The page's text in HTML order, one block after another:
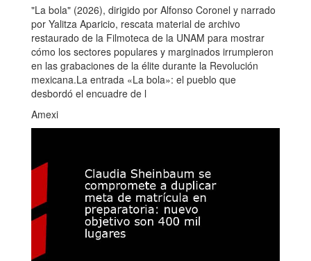
"La bola" (2026), dirigido por Alfonso Coronel y narrado
por Yalitza Aparicio, rescata material de archivo
restaurado de la Filmoteca de la UNAM para mostrar
cómo los sectores populares y marginados irrumpieron
en las grabaciones de la élite durante la Revolución
mexicana.La entrada «La bola»: el pueblo que
desbordó el encuadre de l
Amexi